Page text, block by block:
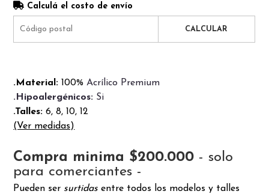
Calculá el costo de envío
CALCULAR
.Material:100%Acrílico Premium
.Hipoalergénicos: Si
.Talles: 6, 8, 10, 12
(Ver medidas)
Compra minima $200.000 - solo
para comerciantes -
Pueden ser surtidasentre todos los modelos y talles